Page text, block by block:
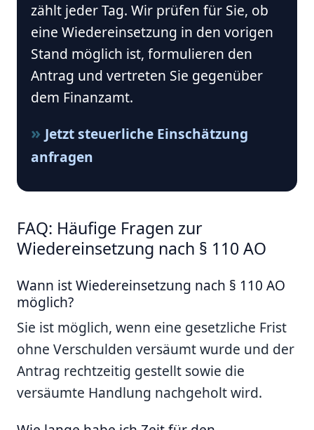
zählt jeder Tag. Wir prüfen für Sie, ob
eine Wiedereinsetzung in den vorigen
Stand möglich ist, formulieren den
Antrag und vertreten Sie gegenüber
dem Finanzamt.
Jetzt steuerliche Einschätzung
anfragen
FAQ: Häufige Fragen zur
Wiedereinsetzung nach § 110 AO
Wann ist Wiedereinsetzung nach § 110 AO
möglich?
Sie ist möglich, wenn eine gesetzliche Frist
ohne Verschulden versäumt wurde und der
Antrag rechtzeitig gestellt sowie die
versäumte Handlung nachgeholt wird.